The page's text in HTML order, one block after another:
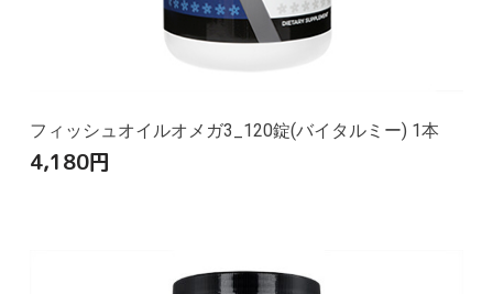
フィッシュオイルオメガ3_120錠(バイタルミー) 1本
4,180円